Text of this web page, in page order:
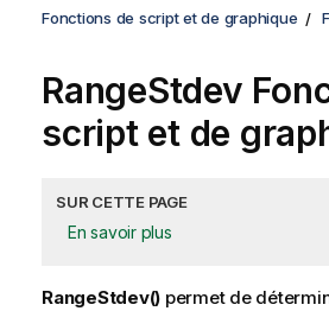
Fonctions de script et de graphique
RangeStdev
script et de
SUR CETTE PAGE
En savoir plus
RangeStdev() permet de